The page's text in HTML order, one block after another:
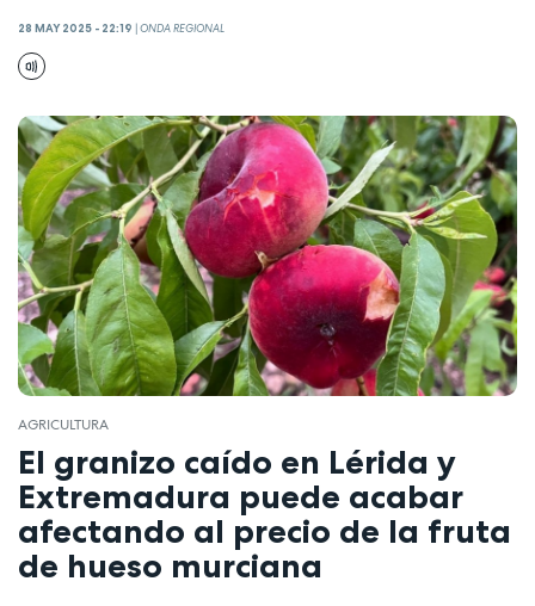
28 MAY 2025 - 22:19 ONDA REGIONAL
AGRICULTURA
El granizo caído en Lérida y
Extremadura puede acabar
afectando al precio de la fruta
de hueso murciana